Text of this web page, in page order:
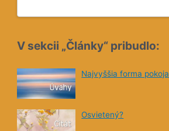
V sekcii „Články“ pribudlo:
Najvyššia forma pokoja
Osvietený?